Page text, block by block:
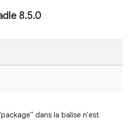
8.5.0
dans la balise n'est